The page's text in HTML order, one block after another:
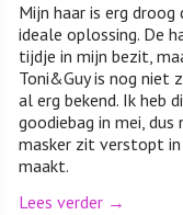
Mijn haar is erg
ideale oplossing. De
tijdje in mijn bezit,
Toni&Guy is nog niet
al erg bekend. Ik heb
goodiebag in mei,
masker zit verstopt
maakt.
Lees verder →